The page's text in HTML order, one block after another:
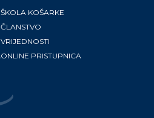
ŠKOLA KOŠARKE
ČLANSTVO
VRIJEDNOSTI
ONLINE PRISTUPNICA